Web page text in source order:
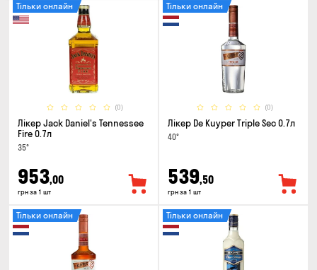
(0)
Тільки онлайн
Лікер Jack Daniel's Tennessee
Fire 0.7л
35°
953,00
грн за 1 шт
(0)
Тільки онлайн
Лікер De Kuyper Triple Sec 0.7л
40°
539,50
грн за 1 шт
Тільки онлайн Тільки онлайн